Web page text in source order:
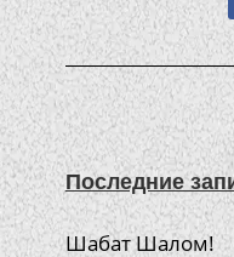
Последние
Шабат Шалом!